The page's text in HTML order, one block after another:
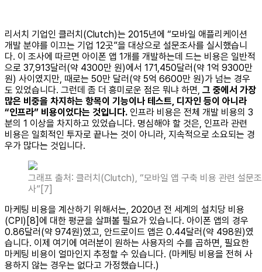
리서치 기업인 클러치(Clutch)는 2015년에 “모바일 애플리케이션
개발 분야를 이끄는 기업 12곳”을 대상으로 설문조사를 실시했습니
다. 이 조사에 따르면 아이폰 앱 1개를 개발하는데 드는 비용은 일반적
으로 37,913달러(약 4300만 원)에서 171,450달러(약 1억 9300만
원) 사이였지만, 때로는 50만 달러(약 5억 6600만 원)가 넘는 경우
도 있었습니다. 그런데 좀 더 흥미로운 점은 뭐냐 하면, 그 중에서 가장
많은 비중을 차지하는 항목이 기능이나 테스트, 디자인 등이 아니라
“인프라” 비용이었다는 것입니다. 인프라 비용은 전체 개발 비용의 3
분의 1 이상을 차지하고 있었습니다. 명심해야 할 것은, 인프라 관련
비용은 일회적인 투자로 끝나는 것이 아니라, 지속적으로 소요되는 경
우가 많다는 것입니다.
그래프 출처: 클러치(Clutch), “모바일 앱 구축 비용 관련 설문조
사”[7]
마케팅 비용을 계산하기 위해서는, 2020년 전 세계의 설치당 비용
(CPI)[8]에 대한 평균을 살펴볼 필요가 있습니다. 아이폰 앱의 경우
0.86달러(약 974원)였고, 안드로이드 앱은 0.44달러(약 498원)였
습니다. 이제 여기에 여러분이 원하는 사용자의 수를 곱하면, 필요한
마케팅 비용이 얼마인지 추정할 수 있습니다. (마케팅 비용을 전혀 사
용하지 않는 경우는 없다고 가정했습니다.)